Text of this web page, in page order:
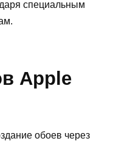
специальным
Apple
обоев через